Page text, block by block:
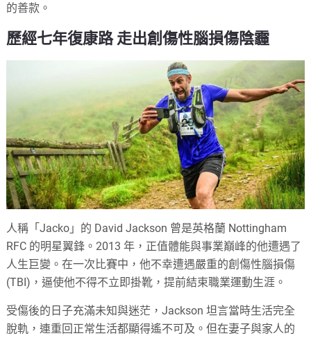
的善款。
歷經七年復康路 走出創傷性腦損傷陰霾
人稱「Jacko」的 David Jackson 曾是英格蘭 Nottingham
RFC 的明星翼鋒。2013 年，正值體能與事業巔峰的他遭遇了
人生巨變。在一次比賽中，他不幸遭遇嚴重的創傷性腦損傷
(TBI)，逼使他不得不立即掛靴，提前結束職業運動生涯。
受傷後的日子充滿未知與迷茫，Jackson 坦言當時生活完全
脫軌，連重回正常生活都顯得遙不可及。但在妻子與家人的